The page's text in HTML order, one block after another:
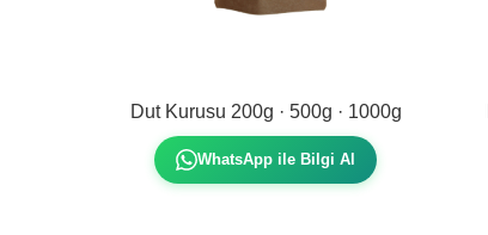
Dut Kurusu 200g · 500g · 1000g
WhatsApp ile Bilgi Al